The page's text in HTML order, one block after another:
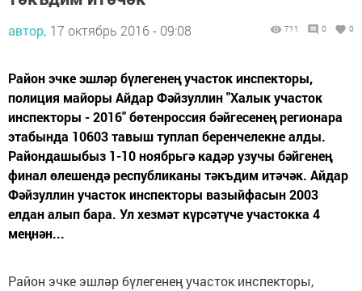
автор, 17 октябрь 2016 - 09:08 711 0 0
Район эчке эшләр бүлегенең участок инспекторы,
полиция майоры Айдар Фәйзуллин "Халык участок
инспекторы - 2016" бөтенроссия бәйгесенең регионара
этабында 10603 тавыш туплап беренчелекне алды.
Райондашыбыз 1-10 ноябрьгә кадәр узучы бәйгенең
финал өлешендә республиканы тәкъдим итәчәк. Айдар
Фәйзуллин участок инспекторы вазыйфасын 2003
елдан алып бара. Ул хезмәт күрсәтүче участокка 4
меңнән...
Район эчке эшләр бүлегенең участок инспекторы,